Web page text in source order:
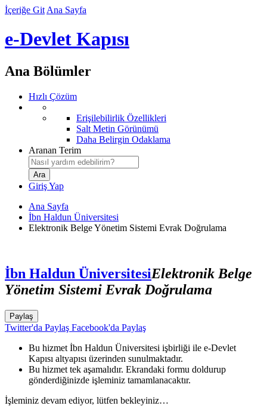
İçeriğe Git Ana Sayfa
e-Devlet Kapısı
Ana Bölümler
Hızlı Çözüm
Erişilebilirlik Özellikleri
Salt Metin Görünümü
Daha Belirgin Odaklama
Aranan Terim
Giriş Yap
Ana Sayfa
İbn Haldun Üniversitesi
Elektronik Belge Yönetim Sistemi Evrak Doğrulama
İbn Haldun ÜniversitesiElektronik Belge
Yönetim Sistemi Evrak Doğrulama
Paylaş
Twitter'da Paylaş Facebook'da Paylaş
Bu hizmet İbn Haldun Üniversitesi işbirliği ile e-Devlet
Kapısı altyapısı üzerinden sunulmaktadır.
Bu hizmet tek aşamalıdır. Ekrandaki formu doldurup
gönderdiğinizde işleminiz tamamlanacaktır.
İşleminiz devam ediyor, lütfen bekleyiniz…